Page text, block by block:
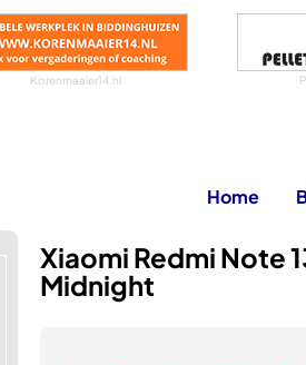
Korenmaaier14.nl
Home
Xiaomi Redmi Note
Midnight